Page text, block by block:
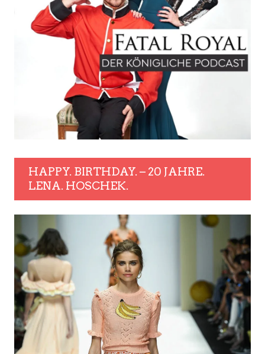
HAPPY. BIRTHDAY. – 20 JAHRE.
LENA. HOSCHEK.